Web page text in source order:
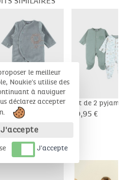
main, réduisant ainsi le
2
bébé, velours
€
Lot de 2
bébé, velours
39,95 €
le meilleur
Noukie's utilise des
à naviguer
déclarez accepter
J'accepte
J'accepte